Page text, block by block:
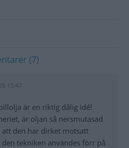
(7)
15:47
är en riktig dålig idé!
är oljan så nersmutasad
den har dirket motsatt
tekniken användes förr på